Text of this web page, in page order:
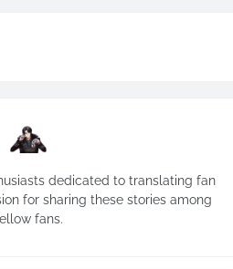
dedicated to translating fan
for sharing these stories among
fans.